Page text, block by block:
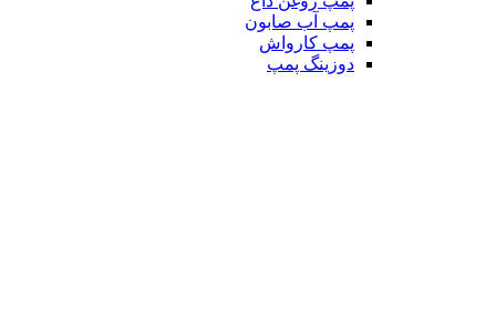
پمپ آب صابون
پمپ کارواش
دوزینگ پمپ